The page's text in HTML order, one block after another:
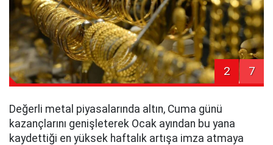
2 7
Değerli metal piyasalarında altın, Cuma günü
kazançlarını genişleterek Ocak ayından bu yana
kaydettiği en yüksek haftalık artışa imza atmaya